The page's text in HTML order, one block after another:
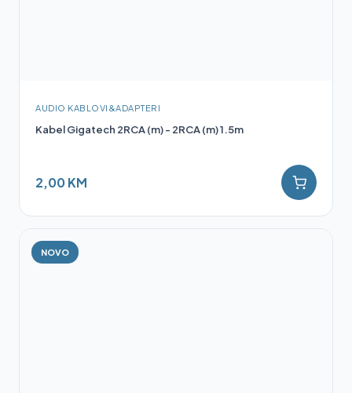
AUDIO KABLOVI&ADAPTERI
Kabel Gigatech 2RCA (m) - 2RCA (m) 1.5m
2,00 KM
NOVO